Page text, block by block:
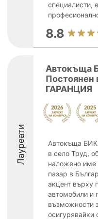
специалисти,
8.8
Лауреати
Автокъща
Постоянен
ГАРАНЦИЯ
Автокъща
в село Труд,
наложено име
пазар в
акцент върху
автомобили и
възможности
осигурявайки